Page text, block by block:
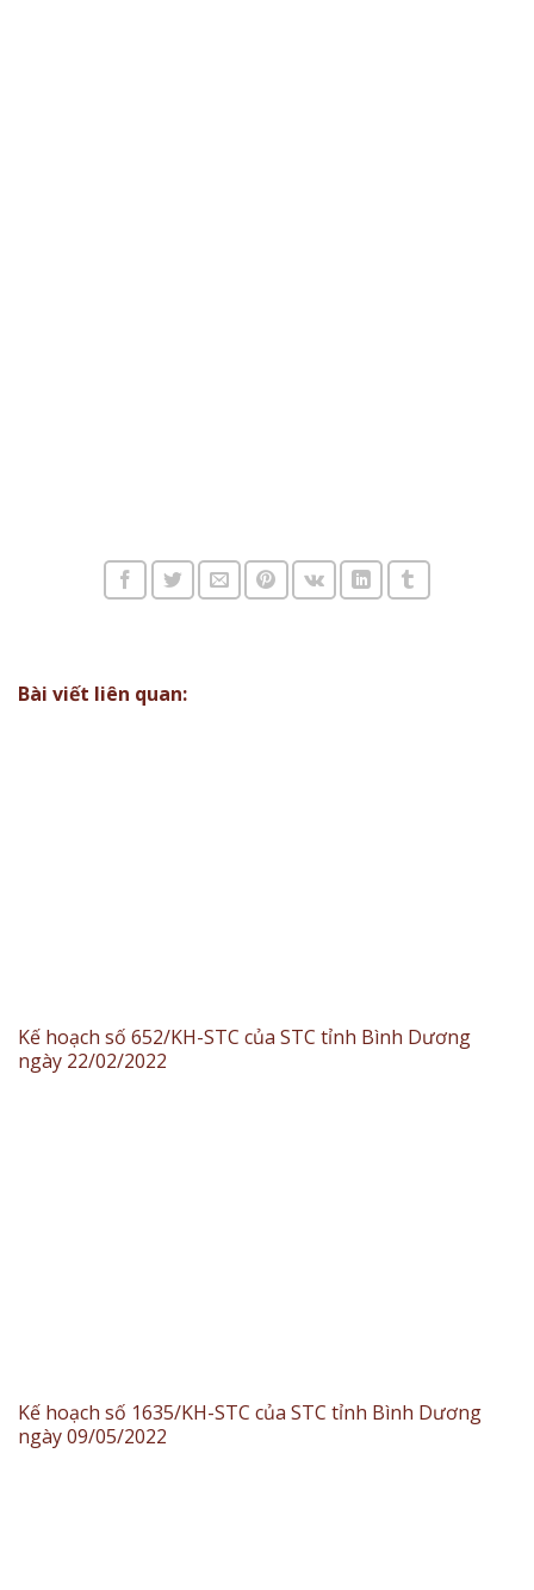
Bài viết liên quan:
Kế hoạch số 652/KH-STC của STC tỉnh Bình Dương
ngày 22/02/2022
Kế hoạch số 1635/KH-STC của STC tỉnh Bình Dương
ngày 09/05/2022